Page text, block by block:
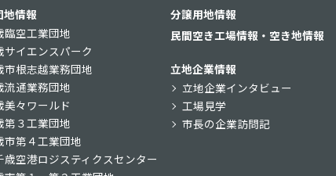
地情報
臨空工業団地
サイエンスパーク
市根志越業務団地
流通業務団地
美々ワールド
第３工業団地
市第４工業団地
歳空港ロジスティクスセンター
分譲用地情報
民間空き工場情報・空き地情報
立地企業情報
立地企業インタビュー
工場見学
市長の企業訪問記